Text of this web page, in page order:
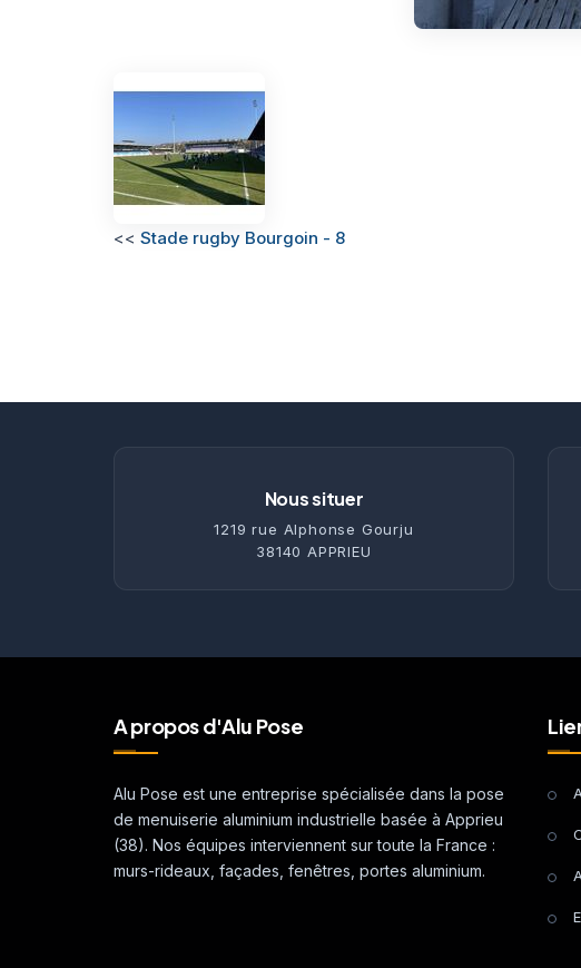
<< Stade rugby Bourgoin - 8
Nous situer
1219 rue Alphonse Gourju
38140 APPRIEU
A propos d'Alu Pose
Alu Pose est une entreprise spécialisée dans la pose
de menuiserie aluminium industrielle basée à Apprieu
(38). Nos équipes interviennent sur toute la France :
murs-rideaux, façades, fenêtres, portes aluminium.